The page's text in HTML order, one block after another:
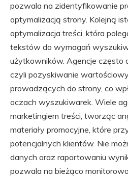
pozwala na zidentyfikowanie
optymalizacją strony. Kolejną
optymalizacja treści, która
tekstów do wymagań
użytkowników. Agencje często
czyli pozyskiwanie
prowadzących do strony, co
oczach wyszukiwarek. Wiele
marketingiem treści, tworząc
materiały promocyjne, które
potencjalnych klientów. Nie
danych oraz raportowaniu
pozwala na bieżąco